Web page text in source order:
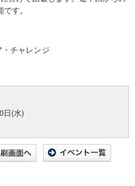
す。
チャレンジ
日(水)